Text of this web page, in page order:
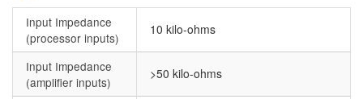
Input Impedance
(processor inputs)
10 kilo-ohms
Input Impedance
(amplifier inputs)
>50 kilo-ohms